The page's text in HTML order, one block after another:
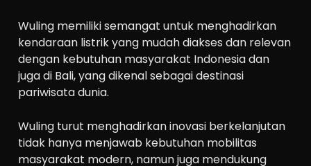
Wuling memiliki semangat untuk menghadirkan
kendaraan listrik yang mudah diakses dan relevan
dengan kebutuhan masyarakat Indonesia dan
juga di Bali, yang dikenal sebagai destinasi
pariwisata dunia.
Wuling turut menghadirkan inovasi berkelanjutan
tidak hanya menjawab kebutuhan mobilitas
masyarakat modern, namun juga mendukung